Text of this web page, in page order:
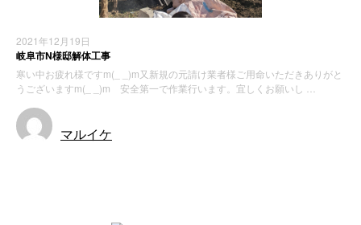
2021年12月19日
岐阜市N様邸解体工事
寒い中お疲れ様ですm(_ _)m又新規の元請け業者様ご用命いただきありがと
うございますm(_ _)m 安全第一で作業行います。宜しくお願いし …
マルイケ